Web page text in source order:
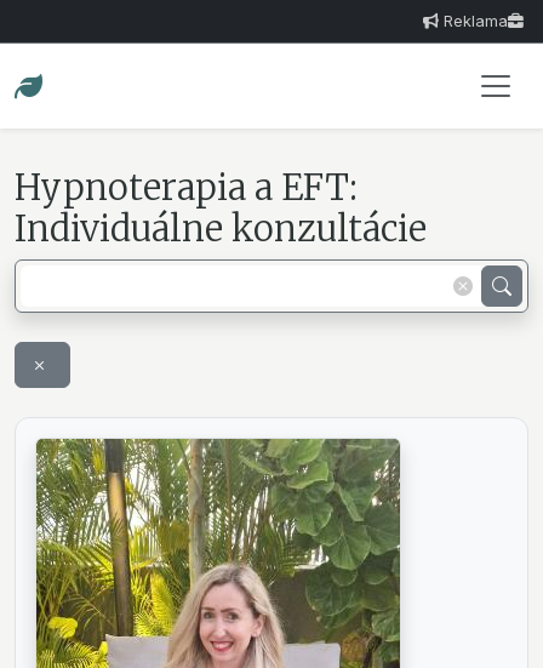
Reklama
Hypnoterapia a EFT:
Individuálne konzultácie